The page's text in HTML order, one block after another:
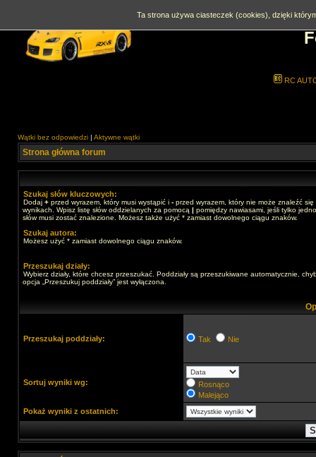
RC
Wątki bez odpowiedzi | Aktywne wątki
Strona główna forum
Szukaj słów kluczowych:
Dodaj + przed wyrazem, który musi wystąpić i - przed wyrazem, który nie może znaleźć się
wynikach. Wpisz listę słów oddzielanych za pomocą | pomiędzy nawiasami, jeśli tylko
słów musi zostać znalezione. Możesz także użyć * zamiast dowolnego ciągu znaków.
Szukaj autora:
Możesz użyć * zamiast dowolnego ciągu znaków.
Przeszukaj działy:
Wybierz działy, które chcesz przeszukać. Poddziały są przeszukiwane automatycznie,
opcja „Przeszukuj poddziały” jest wyłączona.
Przeszukaj poddziały: Tak Nie
Sortuj wyniki wg:
Rosnąco
Malejąco
Pokaż wyniki z ostatnich:
Ta strona używa ciasteczek (cookies), dzięki